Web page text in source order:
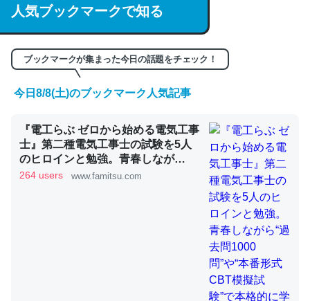
/064121
─GPTの仕組みと限界についての考察（１） - conceptualization
くらい。小説でいう「ずっと前の伏線」は回収されないけ
ど、短期記憶というには多い分量。進化すればするほど分
─GPTの仕組みと限界についての考察（１） - conceptualization
昆虫ってカルシウム少ないのか。知らんかった。調べたら
コオロギのカルシウム分はエビの600分の1程度。
人気ブックマークで知る
ブックマークが集まった今日の話題をチェック！
今日8/8(土)のブックマーク人気記事
『電工らぶ ゼロから始める電気工事
士』第二種電気工事士の試験を5人
のヒロインと勉強。青春しなが
ら“過去問1000問”や“本番形式CBT
264 users www.famitsu.com